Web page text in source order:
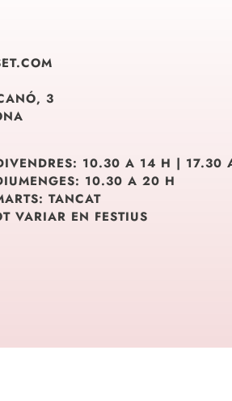
3
10.30 A 14 H | 17.30
10.30 A 20 H
TANCAT
VARIAR EN FESTIUS